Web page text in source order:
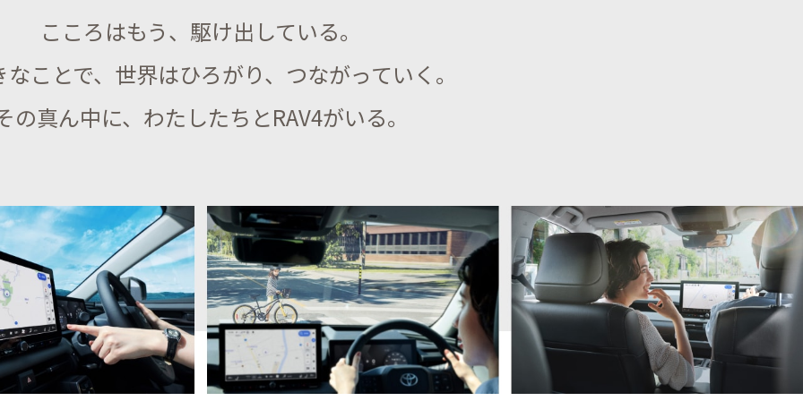
こころはもう、駆け出している。
ことで、世界はひろがり、つながっていく。
の真ん中に、わたしたちとRAV4がいる。